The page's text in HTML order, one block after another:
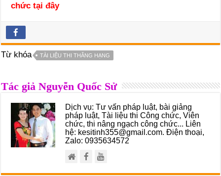
chức tại đây
Từ khóa TÀI LIỆU THI THĂNG HẠNG
Tác giả Nguyễn Quốc Sử
Dịch vụ: Tư vấn pháp luật, bài giảng
pháp luật, Tài liệu thi Công chức, Viên
chức, thi nâng ngạch công chức... Liên
hệ: kesitinh355@gmail.com. Điện thoại,
Zalo: 0935634572